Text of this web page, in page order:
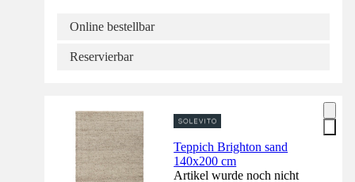
Online bestellbar
Reservierbar
Teppich Brighton sand
140x200 cm
Artikel wurde noch nicht